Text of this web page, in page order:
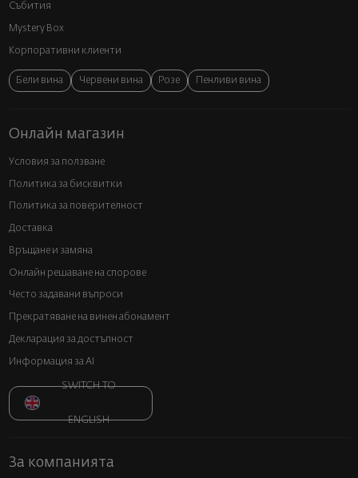
Събития
Mystery Box
Корпоративни клиенти
Бели вина Червени вина Розе Пенливи вина
Онлайн магазин
Условия за ползване
Политика за бисквитки
Политика за поверителност
Доставка
Връщане и замяна
Онлайн решаване на спорове
Често задавани въпроси
Прекратяване на винен абонамент
Декларация за достъпност
Информация за AI
SWITCH TO
ENGLISH
За компанията